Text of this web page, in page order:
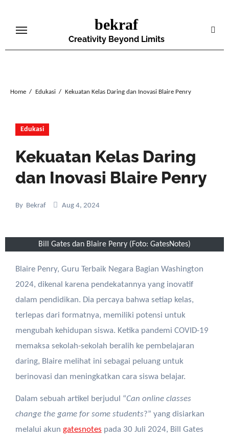
content
bekraf
Creativity Beyond Limits
Home Edukasi Kekuatan Kelas Daring dan Inovasi Blaire Penry
Edukasi
Kekuatan Kelas Daring
dan Inovasi Blaire Penry
By Bekraf Aug 4, 2024
Bill Gates dan Blaire Penry (Foto: GatesNotes)
Blaire Penry, Guru Terbaik Negara Bagian Washington
2024, dikenal karena pendekatannya yang inovatif
dalam pendidikan. Dia percaya bahwa setiap kelas,
terlepas dari formatnya, memiliki potensi untuk
mengubah kehidupan siswa. Ketika pandemi COVID-19
memaksa sekolah-sekolah beralih ke pembelajaran
daring, Blaire melihat ini sebagai peluang untuk
berinovasi dan meningkatkan cara siswa belajar.
Dalam sebuah artikel berjudul “Can online classes
change the game for some students?” yang disiarkan
melalui akun gatesnotes pada 30 Juli 2024, Bill Gates